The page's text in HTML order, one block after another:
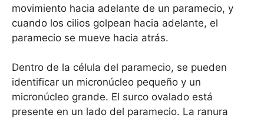
movimiento hacia adelante de un paramecio, y
cuando los cilios golpean hacia adelante, el
paramecio se mueve hacia atrás.
Dentro de la célula del paramecio, se pueden
identificar un micronúcleo pequeño y un
micronúcleo grande. El surco ovalado está
presente en un lado del paramecio. La ranura